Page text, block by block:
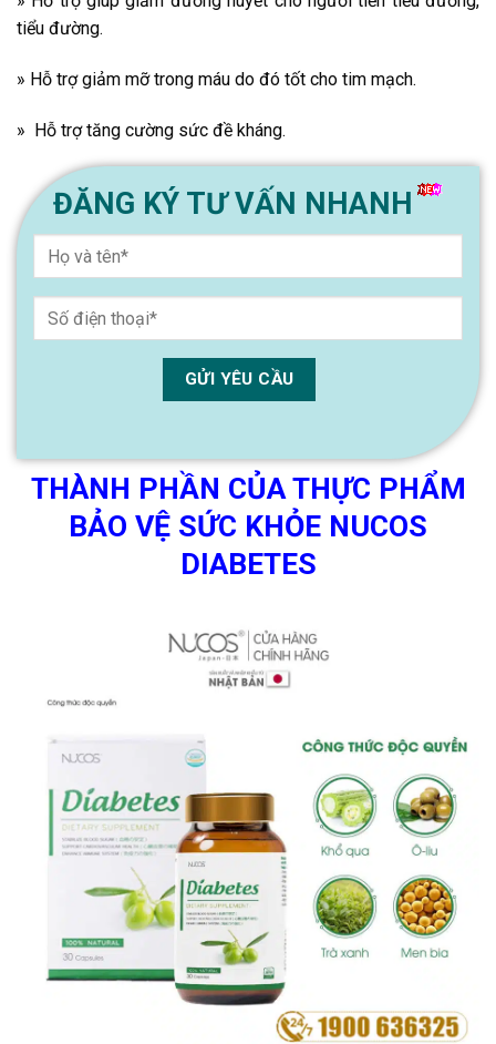
tiểu đường.
» Hỗ trợ giảm mỡ trong máu do đó tốt cho tim mạch.
» Hỗ trợ tăng cường sức đề kháng.
ĐĂNG KÝ TƯ VẤN NHANH
THÀNH PHẦN CỦA THỰC PHẨM
BẢO VỆ SỨC KHỎE NUCOS
DIABETES